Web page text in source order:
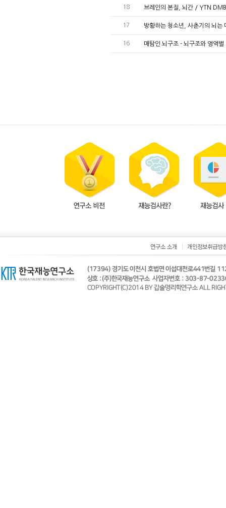
18 브레인의 본질, 뇌간 / YTN
17 방황하는 청소년, 사춘기의 뇌
16 매탐인 뇌구조 - 뇌구조와 영역